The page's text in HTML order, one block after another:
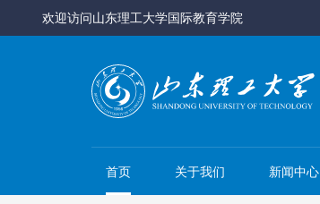
欢迎访问山东理工大学国际教育学院
首页 关于我们 新闻中心